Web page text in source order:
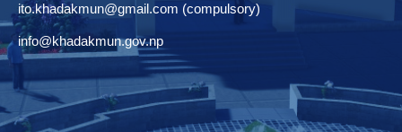
ito.khadakmun@gmail.com (compulsory)
info@khadakmun.gov.np